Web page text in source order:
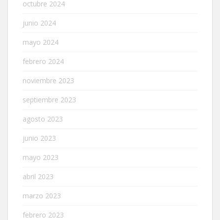
octubre 2024
junio 2024
mayo 2024
febrero 2024
noviembre 2023
septiembre 2023
agosto 2023
junio 2023
mayo 2023
abril 2023
marzo 2023
febrero 2023